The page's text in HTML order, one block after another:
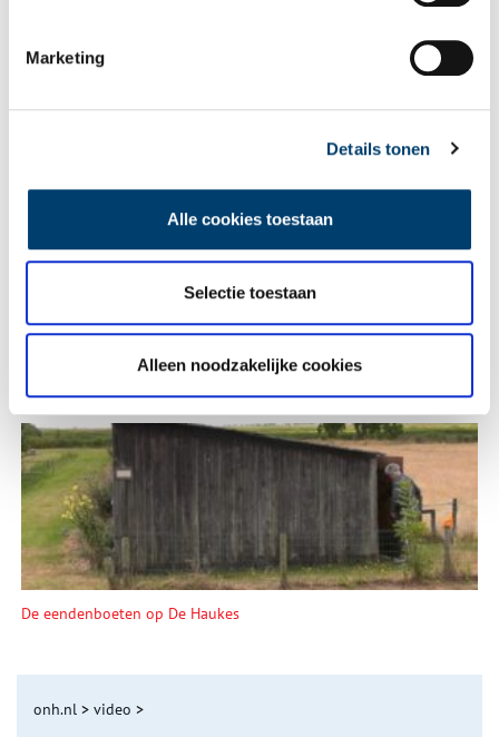
Marketing
Details tonen
Alle cookies toestaan
Selectie toestaan
Alleen noodzakelijke cookies
De eendenboeten op De Haukes
onh.nl > video >